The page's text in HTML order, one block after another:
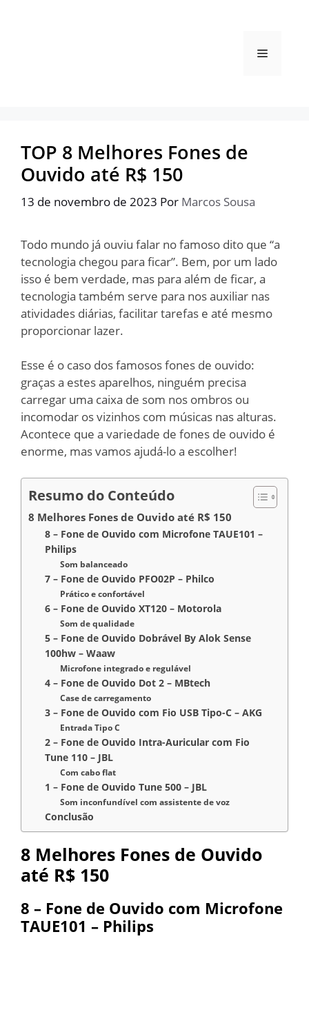
Menu
TOP 8 Melhores Fones de
Ouvido até R$ 150
13 de novembro de 2023 Por Marcos Sousa
Todo mundo já ouviu falar no famoso dito que “a
tecnologia chegou para ficar”. Bem, por um lado
isso é bem verdade, mas para além de ficar, a
tecnologia também serve para nos auxiliar nas
atividades diárias, facilitar tarefas e até mesmo
proporcionar lazer.
Esse é o caso dos famosos fones de ouvido:
graças a estes aparelhos, ninguém precisa
carregar uma caixa de som nos ombros ou
incomodar os vizinhos com músicas nas alturas.
Acontece que a variedade de fones de ouvido é
enorme, mas vamos ajudá-lo a escolher!
Resumo do Conteúdo
8 Melhores Fones de Ouvido até R$ 150
8 – Fone de Ouvido com Microfone TAUE101 –
Philips
Som balanceado
7 – Fone de Ouvido PFO02P – Philco
Prático e confortável
6 – Fone de Ouvido XT120 – Motorola
Som de qualidade
5 – Fone de Ouvido Dobrável By Alok Sense
100hw – Waaw
Microfone integrado e regulável
4 – Fone de Ouvido Dot 2 – MBtech
Case de carregamento
3 – Fone de Ouvido com Fio USB Tipo-C – AKG
Entrada Tipo C
2 – Fone de Ouvido Intra-Auricular com Fio
Tune 110 – JBL
Com cabo flat
1 – Fone de Ouvido Tune 500 – JBL
Som inconfundível com assistente de voz
Conclusão
8 Melhores Fones de Ouvido
até R$ 150
8 – Fone de Ouvido com Microfone
TAUE101 – Philips